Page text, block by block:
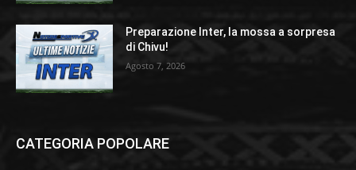
Preparazione Inter, la mossa a sorpresa
di Chivu!
Agosto 7, 2026
CATEGORIA POPOLARE